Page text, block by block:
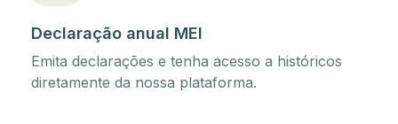
Declaração anual MEI
Emita declarações e tenha acesso a históricos
diretamente da nossa plataforma.